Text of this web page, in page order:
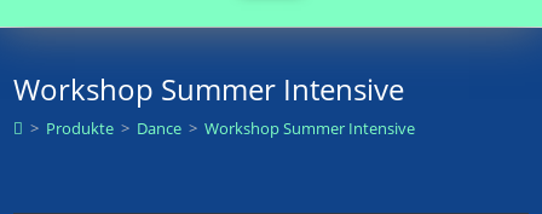
Workshop Summer Intensive
> Produkte > Dance > Workshop Summer Intensive